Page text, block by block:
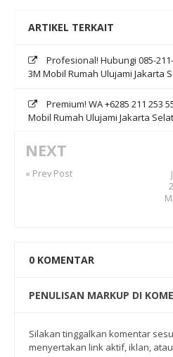
ARTIKEL TERKAIT
Profesional! Hubungi 085-
3M Mobil Rumah Ulujami Jakarta
Premium! WA +6285 211 253
Mobil Rumah Ulujami Jakarta
NEXT
« Prev Post
0 KOMENTAR
PENULISAN MARKUP DI
Silakan tinggalkan komentar
menyertakan link aktif, iklan,